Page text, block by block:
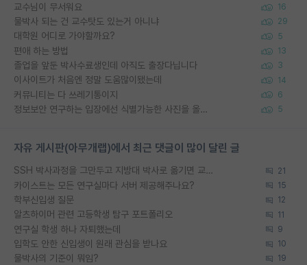
교수님이 무서워요 16
물박사 되는 건 교수탓도 있는거 아니냐 29
대학원 어디로 가야할까요? 5
편애 하는 방법 13
졸업을 앞둔 박사수료생인데 아직도 출장다닙니다 3
이사이트가 처음엔 정말 도움많이됐는데 14
커뮤니티는 다 쓰레기통이지 6
정보보안 연구하는 입장에선 식별가능한 사진을 올리는건 비추이긴함 5
자유 게시판(아무개랩)에서 최근 댓글이 많이 달린 글
SSH 박사과정을 그만두고 지방대 박사로 옮기면 교수의 꿈은 끝일까요? 21
카이스트는 모든 연구실마다 서버 제공해주나요? 15
학부신입생 질문 12
알츠하이머 관련 고등학생 탐구 포트폴리오 11
연구실 학생 하나 자퇴했는데 9
입학도 안한 신입생이 원래 관심을 받나요 10
물박사의 기준이 뭐임? 19